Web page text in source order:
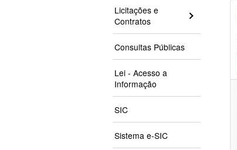
Licitações e
Contratos
Consultas Públicas
Lei - Acesso a
Informação
SIC
Sistema e-SIC